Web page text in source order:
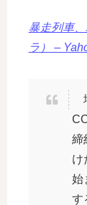
暴走列車
ラ） –
締
け
始
す